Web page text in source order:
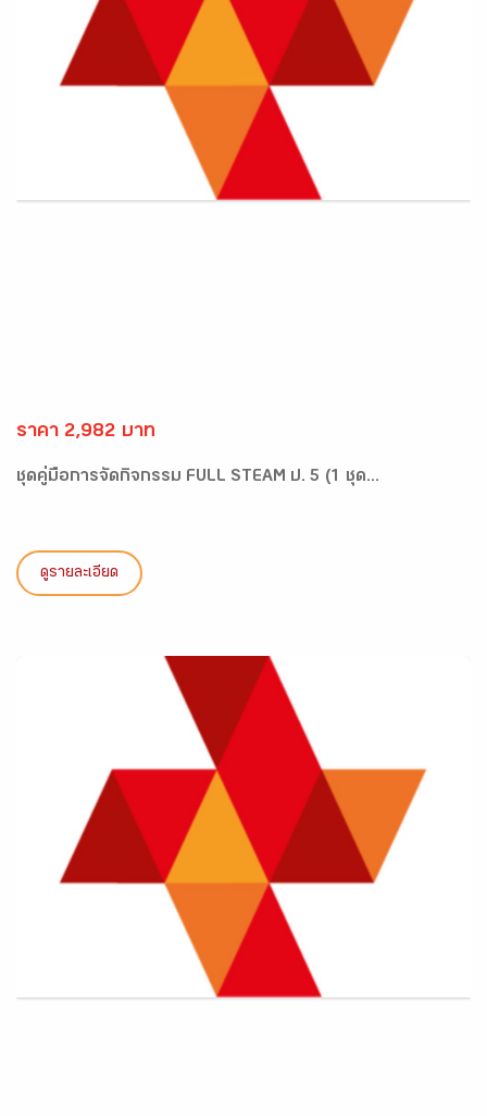
ราคา 2,982 บาท
ชุดคู่มือการจัดกิจกรรม FULL STEAM ป. 5 (1 ชุด...
ดูรายละเอียด